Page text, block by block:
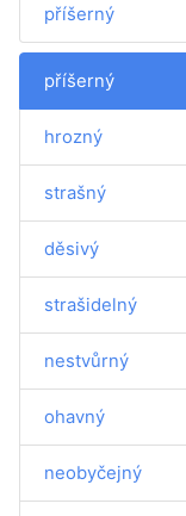
příšerný
příšerný
hrozný
strašný
děsivý
strašidelný
nestvůrný
ohavný
neobyčejný